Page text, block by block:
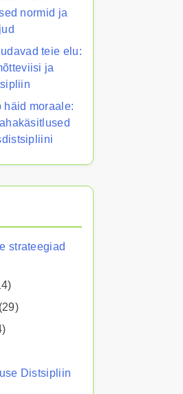
normid ja
teie elu:
ja
häid moraale:
strateegiad
(29)
Distsipliin